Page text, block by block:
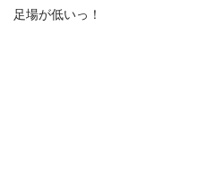
足場が低いっ！